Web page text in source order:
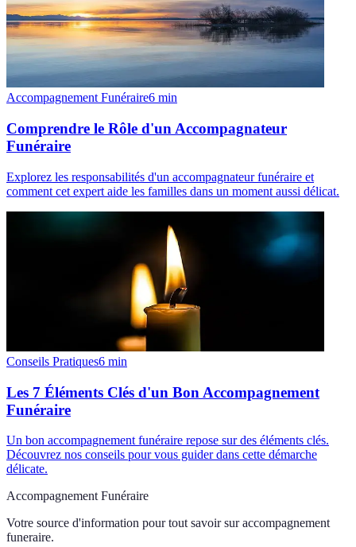
Accompagnement Funéraire6 min
Comprendre le Rôle d'un Accompagnateur
Funéraire
Explorez les responsabilités d'un accompagnateur funéraire et
comment cet expert aide les familles dans un moment aussi délicat.
Conseils Pratiques6 min
Les 7 Éléments Clés d'un Bon Accompagnement
Funéraire
Un bon accompagnement funéraire repose sur des éléments clés.
Découvrez nos conseils pour vous guider dans cette démarche
délicate.
Accompagnement Funéraire
Votre source d'information pour tout savoir sur accompagnement
funeraire.